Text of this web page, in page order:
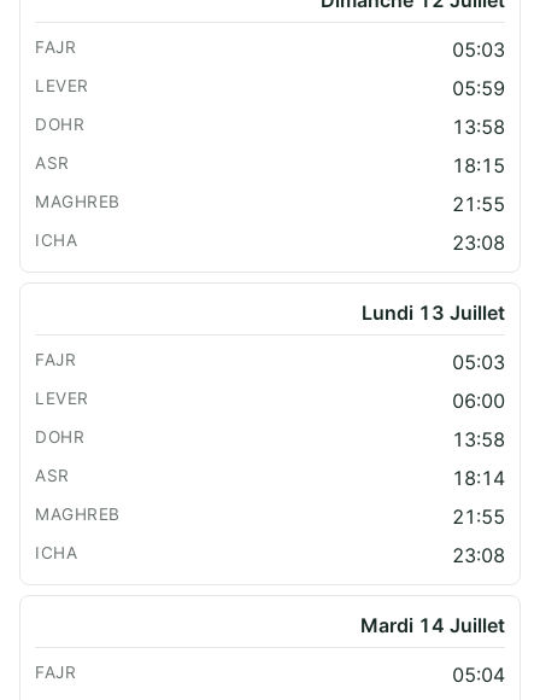
05:03
05:59
13:58
18:15
21:55
23:08
Lundi 13 Juillet
05:03
06:00
13:58
18:14
21:55
23:08
Mardi 14 Juillet
05:04